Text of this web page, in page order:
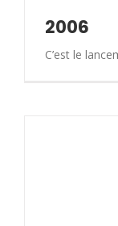
2006
C’est le